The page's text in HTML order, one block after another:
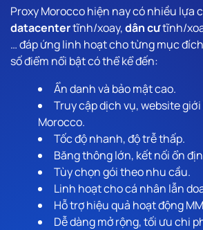
Proxy Morocco hiện nay có nhiều lựa
datacentertĩnh/xoay,dân cưtĩnh/
… đáp ứng linh hoạt cho từng mục
số điểm nổi bật có thể kể đến:
Ẩn danh và bảo mật cao.
Truy cập dịch vụ, website
Morocco.
Tốc độ nhanh, độ trễ thấp.
Băng thông lớn, kết nối ổn
Tùy chọn gói theo nhu cầu.
Linh hoạt cho cá nhân lẫn
Hỗ trợ hiệu quả hoạt động
Dễ dàng mở rộng, tối ưu chi